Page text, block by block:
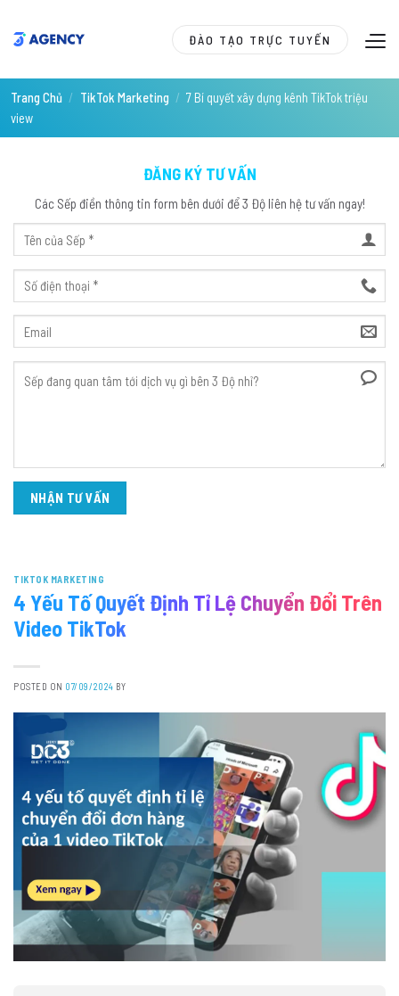
ĐÀO TẠO TRỰC TUYẾN
Trang Chủ / TikTok Marketing / 7 Bí quyết xây dựng kênh TikTok triệu
view
TIKTOK MARKETING
4 Yếu Tố Quyết Định Tỉ Lệ Chuyển Đổi Trên
Video TikTok
POSTED ON 07/09/2024 BY
ĐĂNG KÝ TƯ VẤN
Các Sếp điền thông tin form bên dưới để 3 Độ liên hệ tư vấn ngay!